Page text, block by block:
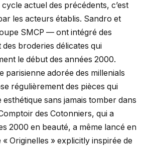
actuel des précédents, c’est
les acteurs établis. Sandro et
SMCP — ont intégré des
broderies délicates qui
le début des années 2000.
parisienne adorée des millenials
régulièrement des pièces qui
esthétique sans jamais tomber dans
des Cotonniers, qui a
2000 en beauté, a même lancé en
Originelles » explicitly inspirée de